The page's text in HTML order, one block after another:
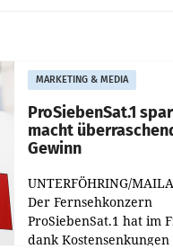
MARKETING & MEDIA
ProSiebenSat.1
macht
Gewinn
UNTERFÖHRING/
Der Fernsehkonzern
ProSiebenSat.1 hat im
dank Kostensenkungen